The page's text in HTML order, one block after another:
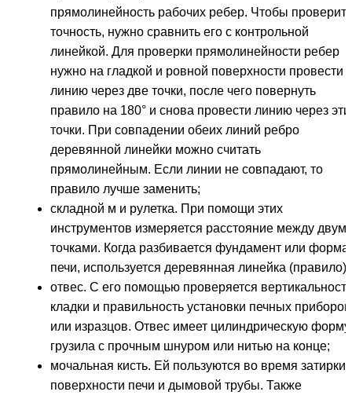
прямолинейность рабочих ребер. Чтобы проверить
точность, нужно сравнить его с контрольной
линейкой. Для проверки прямолинейности ребер
нужно на гладкой и ровной поверхности провести
линию через две точки, после чего повернуть
правило на 180° и снова провести линию через эти
точки. При совпадении обеих линий ребро
деревянной линейки можно считать
прямолинейным. Если линии не совпадают, то
правило лучше заменить;
складной м и рулетка. При помощи этих
инструментов измеряется расстояние между
точками. Когда разбивается фундамент или форма
печи, используется деревянная линейка (правило);
отвес. С его помощью проверяется вертикальность
кладки и правильность установки печных приборов
или изразцов. Отвес имеет цилиндрическую форму
грузила с прочным шнуром или нитью на конце;
мочальная кисть. Ей пользуются во время затирки
поверхности печи и дымовой трубы. Также